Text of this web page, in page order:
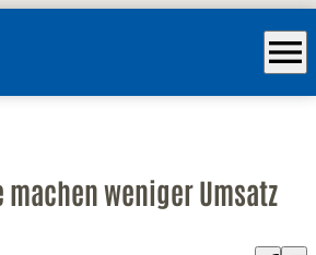
menu
machen weniger Umsatz